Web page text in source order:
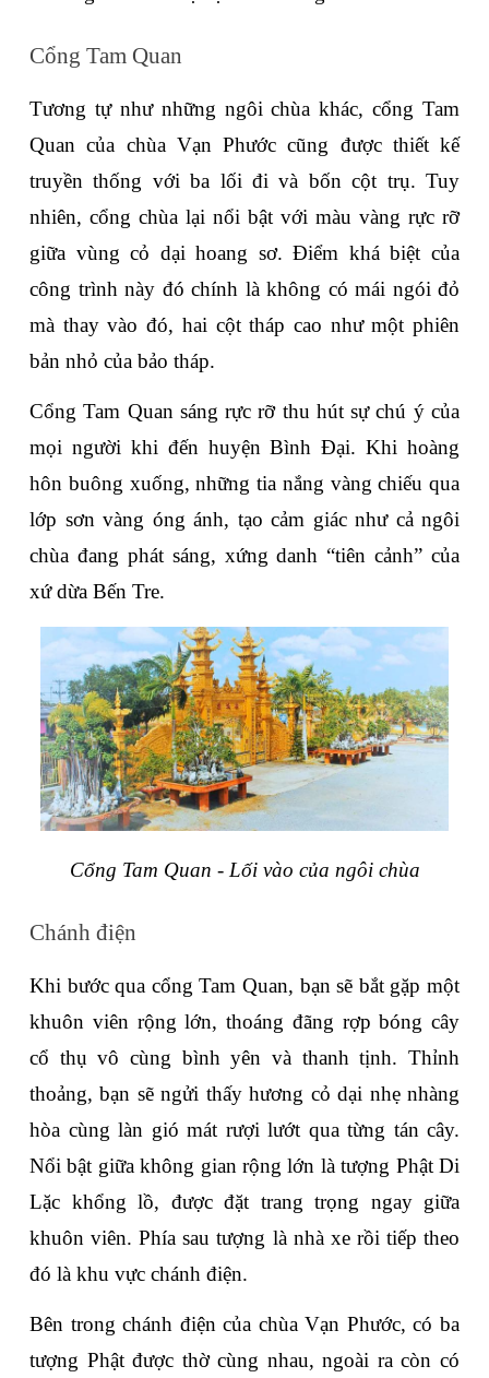
Cổng Tam Quan
Tương tự như những ngôi chùa khác, cổng Tam
Quan của chùa Vạn Phước cũng được thiết kế
truyền thống với ba lối đi và bốn cột trụ. Tuy
nhiên, cổng chùa lại nổi bật với màu vàng rực rỡ
giữa vùng cỏ dại hoang sơ. Điểm khá biệt của
công trình này đó chính là không có mái ngói đỏ
mà thay vào đó, hai cột tháp cao như một phiên
bản nhỏ của bảo tháp.
Cổng Tam Quan sáng rực rỡ thu hút sự chú ý của
mọi người khi đến huyện Bình Đại. Khi hoàng
hôn buông xuống, những tia nắng vàng chiếu qua
lớp sơn vàng óng ánh, tạo cảm giác như cả ngôi
chùa đang phát sáng, xứng danh “tiên cảnh” của
xứ dừa Bến Tre.
Cổng Tam Quan - Lối vào của ngôi chùa
Chánh điện
Khi bước qua cổng Tam Quan, bạn sẽ bắt gặp một
khuôn viên rộng lớn, thoáng đãng rợp bóng cây
cổ thụ vô cùng bình yên và thanh tịnh. Thỉnh
thoảng, bạn sẽ ngửi thấy hương cỏ dại nhẹ nhàng
hòa cùng làn gió mát rượi lướt qua từng tán cây.
Nổi bật giữa không gian rộng lớn là tượng Phật Di
Lặc khổng lồ, được đặt trang trọng ngay giữa
khuôn viên. Phía sau tượng là nhà xe rồi tiếp theo
đó là khu vực chánh điện.
Bên trong chánh điện của chùa Vạn Phước, có ba
tượng Phật được thờ cùng nhau, ngoài ra còn có